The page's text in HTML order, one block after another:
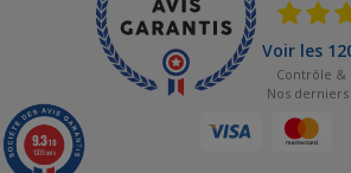
9.3/10
1209 avis